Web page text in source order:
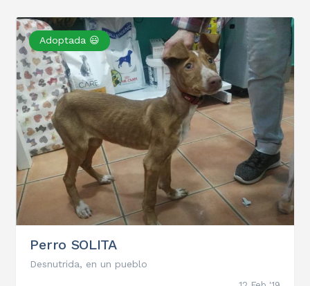
Adoptada 😃
Perro SOLITA
Desnutrida, en un pueblo